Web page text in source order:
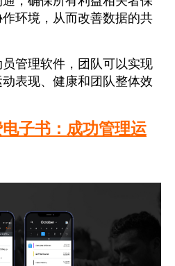
环境，从而改善数据的共
管理软件，团队可以实现
表现、健康和团队整体效
电子书：成功管理运